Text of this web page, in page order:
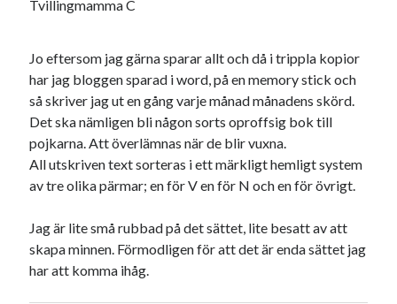
Tvillingmamma C
Jo eftersom jag gärna sparar allt och då i trippla kopior
har jag bloggen sparad i word, på en memory stick och
så skriver jag ut en gång varje månad månadens skörd.
Det ska nämligen bli någon sorts oproffsig bok till
pojkarna. Att överlämnas när de blir vuxna.
All utskriven text sorteras i ett märkligt hemligt system
av tre olika pärmar; en för V en för N och en för övrigt.
Jag är lite små rubbad på det sättet, lite besatt av att
skapa minnen. Förmodligen för att det är enda sättet jag
har att komma ihåg.